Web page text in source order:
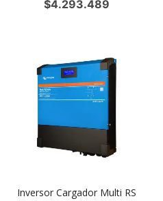
$4.293.489
Inversor Cargador Multi RS